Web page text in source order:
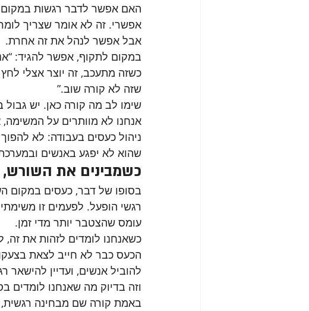
האם אפשר לדבר רגשות במקום
אפשרי. זה לא אומר שצריך
אבל אפשר לנהל את זה אחרת.
במקום לתקוף, אפשר להגיד:
כשזה מתעכב, זה יוצר אצלי
שזה לא קורה שוב.”
שימו לב מה קורה כאן. יש
אנחנו לא מוותרים על
ניהול כעסים בעבודה: לא
שהוא לא יפגע באנשים
כשמבינים את
בסופו של דבר, כעסים במקום
רגשי הופעל. לפעמים זו
עומס שהצטבר יותר מדי זמן.
כשאנחנו לומדים לזהות את
הכעס כבר לא חייב לצאת
להוביל אנשים, ועדיין להישאר
וזה בדיוק מה שאנחנו לומדים
באמת קורה שם מבחינה רגשית,